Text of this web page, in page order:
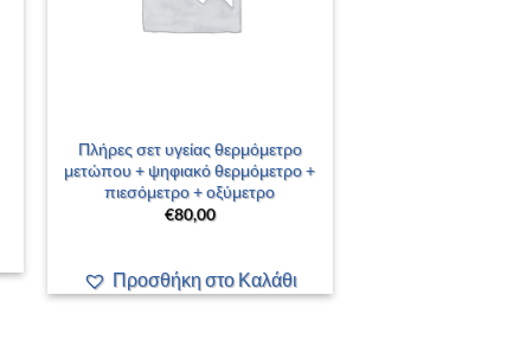
Πλήρες σετ υγείας θερμόμετρο
μετώπου + ψηφιακό θερμόμετρο +
πιεσόμετρο + οξύμετρο
€80,00
Προσθήκη στο Καλάθι